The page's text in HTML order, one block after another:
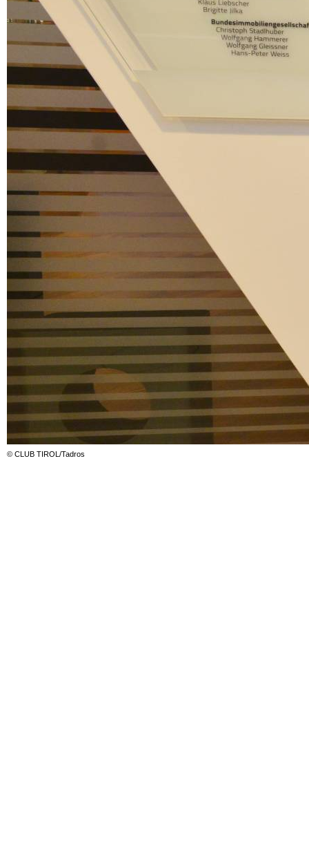
© CLUB TIROL/Tadros